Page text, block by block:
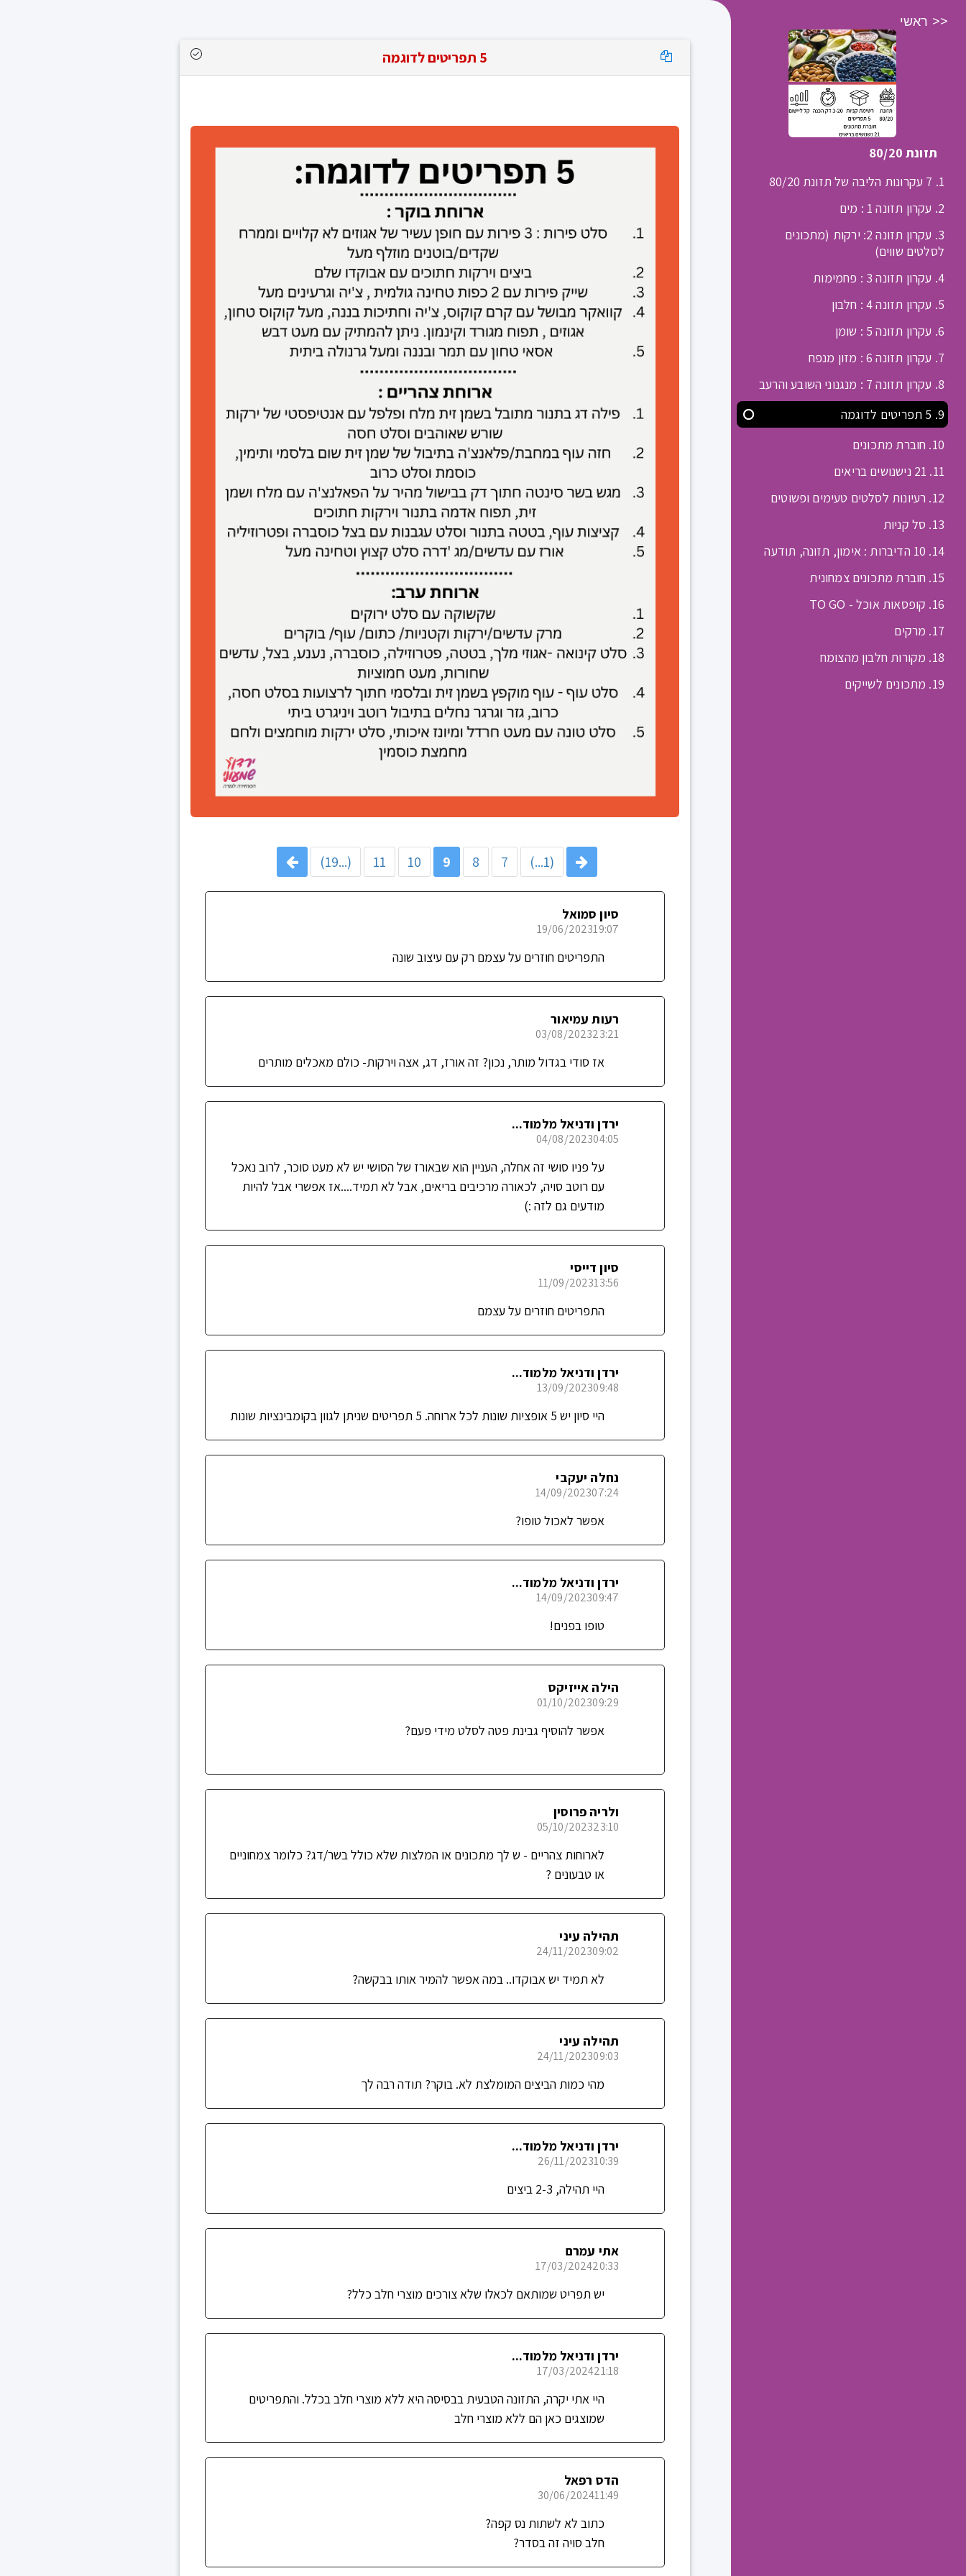
מועדון Movimento<< ראשי
תזונת 80/20
1. 7 עקרונות הליבה של תזונת 80/20
2. עקרון תזונה 1 : מים
3. עקרון תזונה 2: ירקות (מתכונים
לסלטים שווים)
4. עקרון תזונה 3 : פחמימות
5. עקרון תזונה 4 : חלבון
6. עקרון תזונה 5 : שומן
7. עקרון תזונה 6 : מזון מנפח
8. עקרון תזונה 7 : מנגנוני השובע והרעב
9. 5 תפריטים לדוגמה
10. חוברת מתכונים
11. 21 נישנושים בריאים
12. רעיונות לסלטים טעימים ופשוטים
13. סל קניות
14. 10 הדיברות : אימון, תזונה, תודעה
15. חוברת מתכונים צמחונית
16. קופסאות אוכל - TO GO
17. מרקים
18. מקורות חלבון מהצומח
19. מתכונים לשייקים
5 תפריטים לדוגמה
(1...)
7
8
9
10
11
(...19)
סיון סמואל
19:07
19/06/2023
התפריטים חוזרים על עצמם רק עם עיצוב שונה
רעות עמיאור
23:21
03/08/2023
אז סודי בגדול מותר, נכון? זה אורז, דג, אצה וירקות- כולם מאכלים מותרים
ירדן ודניאל מלמוד...
04:05
04/08/2023
על פניו סושי זה אחלה, העניין הוא שבאורז של הסושי יש לא מעט סוכר, לרוב נאכל
עם רוטב סויה, לכאורה מרכיבים בריאים, אבל לא תמיד....אז אפשרי אבל להיות
מודעים גם לזה :)
סיון דייסי
13:56
11/09/2023
התפריטים חוזרים על עצמם
ירדן ודניאל מלמוד...
09:48
13/09/2023
היי סיון יש 5 אופציות שונות לכל ארוחה. 5 תפריטים שניתן לגוון בקומבינציות שונות
נחלה יעקבי
07:24
14/09/2023
אפשר לאכול טופו?
ירדן ודניאל מלמוד...
09:47
14/09/2023
טופו בפנים!
הילה אייזיקס
09:29
01/10/2023
אפשר להוסיף גבינת פטה לסלט מידי פעם?
ולריה פרוסין
23:10
05/10/2023
לארוחות צהריים - ש לך מתכונים או המלצות שלא כולל בשר/דג? כלומר צמחוניים
או טבעונים ?
תהילה עיני
09:02
24/11/2023
לא תמיד יש אבוקדו.. במה אפשר להמיר אותו בבקשה?
תהילה עיני
09:03
24/11/2023
מהי כמות הביצים המומלצת לא. בוקר? תודה רבה לך
ירדן ודניאל מלמוד...
10:39
26/11/2023
היי תהילה, 2-3 ביצים
אתי עמרם
20:33
17/03/2024
יש תפריט שמותאם לכאלו שלא צורכים מוצרי חלב כלל?
ירדן ודניאל מלמוד...
21:18
17/03/2024
היי אתי יקרה, התזונה הטבעית בבסיסה היא ללא מוצרי חלב בכלל. והתפריטים
שמוצגים כאן הם ללא מוצרי חלב
הדס רפאל
11:49
30/06/2024
כתוב לא לשתות נס קפה?
חלב סויה זה בסדר?